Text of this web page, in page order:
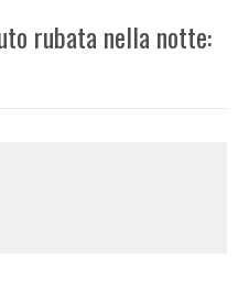
rubata nella notte: